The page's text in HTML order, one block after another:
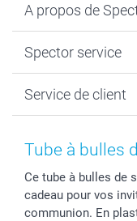
Faire-part & Cartes
Livre photo
Développement
Cadres photo,
Stickers &
A propos de
Plan du site
Vie privée
Spector service
smartbonus
Statut de ma
Service de client
Tube à bulles
Ce tube à bulles de
cadeau pour vos
communion. En